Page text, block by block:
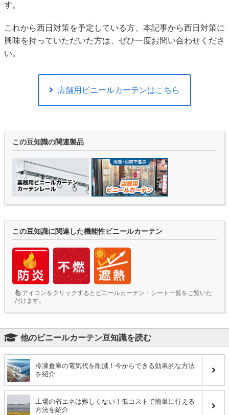
す。
これから西日対策を予定している方、本記事から西日対策に
興味を持っていただいた方は、ぜひ一度お問い合わせくださ
い。
店舗用ビニールカーテンはこちら
この豆知識の関連製品
この豆知識に関連した機能性ビニールカーテン
アイコンをクリックするとビニールカーテン・シート一覧をご覧いた
だけます。
他のビニールカーテン豆知識を読む
冷凍倉庫の電気代を削減！今からできる効果的な方法
を紹介
工場の省エネは難しくない！低コストで簡単に行える
方法を紹介